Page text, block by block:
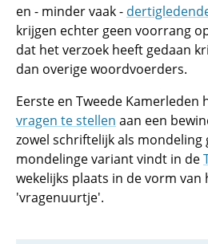
en - minder vaak -
krijgen echter geen voorrang
dat het verzoek heeft gedaan
dan overige woordvoerders.
Eerste en Tweede Kamerleden
vragen te stellen aan een
zowel schriftelijk als mondeling
mondelinge variant vindt in de
wekelijks plaats in de vorm van
'vragenuurtje'.